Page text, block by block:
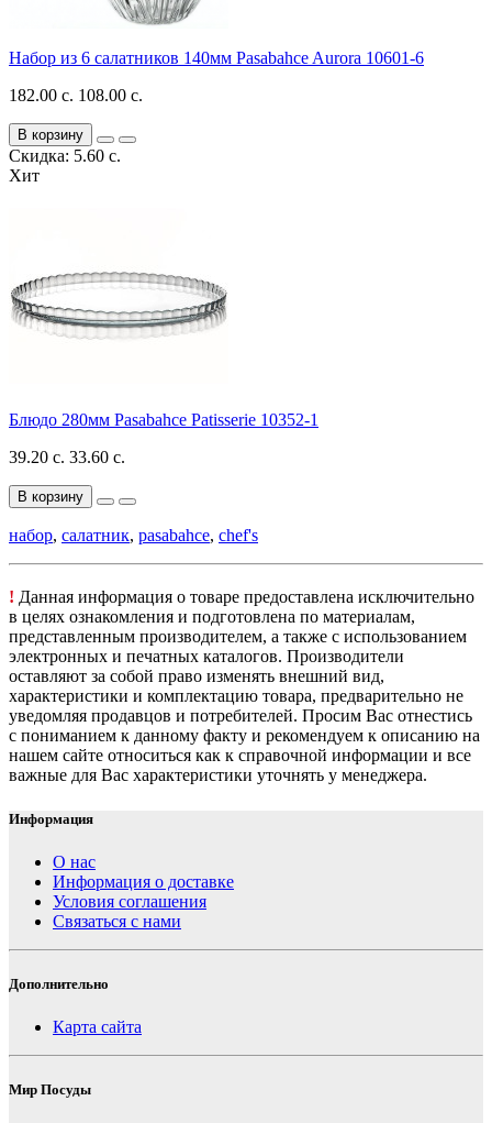
Набор из 6 салатников 140мм Pasabahce Aurora 10601-6
182.00 с. 108.00 с.
В корзину
Скидка: 5.60 с.
Хит
Блюдо 280мм Pasabahce Patisserie 10352-1
39.20 с. 33.60 с.
В корзину
набор, салатник, pasabahce, сhef's
! Данная информация о товаре предоставлена исключительно
в целях ознакомления и подготовлена по материалам,
представленным производителем, а также с использованием
электронных и печатных каталогов. Производители
оставляют за собой право изменять внешний вид,
характеристики и комплектацию товара, предварительно не
уведомляя продавцов и потребителей. Просим Вас отнестись
с пониманием к данному факту и рекомендуем к описанию на
нашем сайте относиться как к справочной информации и все
важные для Вас характеристики уточнять у менеджера.
Информация
О нас
Информация о доставке
Условия соглашения
Связаться с нами
Дополнительно
Карта сайта
Мир Посуды